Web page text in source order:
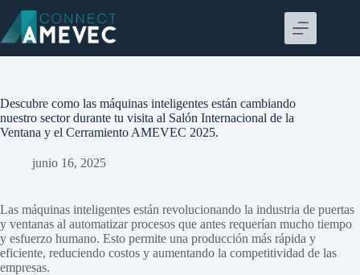
contenido
Descubre como las máquinas inteligentes están cambiando
nuestro sector durante tu visita al Salón Internacional de la
Ventana y el Cerramiento AMEVEC 2025.
junio 16, 2025
Las máquinas inteligentes están revolucionando la industria de puertas
y ventanas al automatizar procesos que antes requerían mucho tiempo
y esfuerzo humano. Esto permite una producción más rápida y
eficiente, reduciendo costos y aumentando la competitividad de las
empresas.